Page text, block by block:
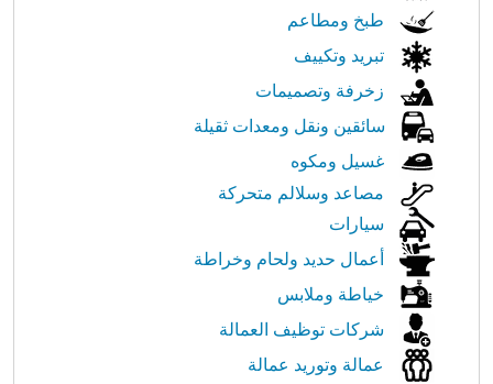
طبخ ومطاعم
تبريد وتكييف
زخرفة وتصميمات
سائقين ونقل ومعدات ثقيلة
غسيل ومكوه
مصاعد وسلالم متحركة
سيارات
أعمال حديد ولحام وخراطة
خياطة وملابس
شركات توظيف العمالة
عمالة وتوريد عمالة